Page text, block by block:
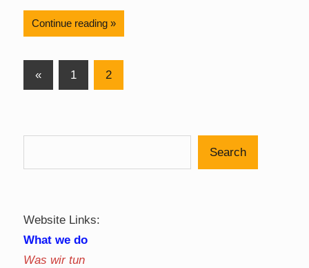
Continue reading
Posts
«Previous
Posts
1 2
Search
Website Links:
What we do
Was wir tun